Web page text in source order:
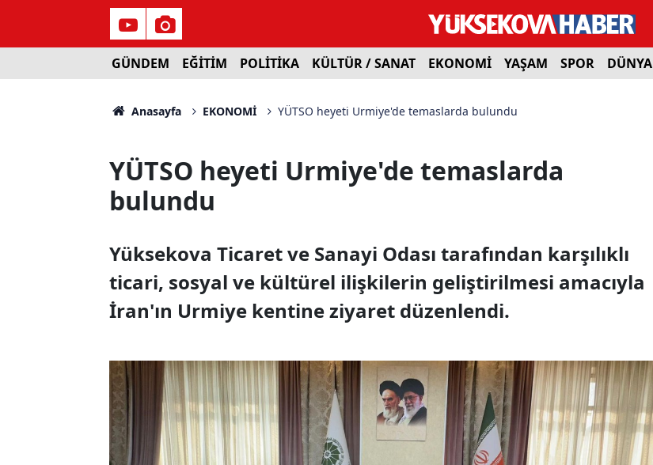
GÜNDEM EĞİTİM POLİTİKA KÜLTÜR / SANAT EKONOMİ YAŞAM SPOR DÜNYA
Anasayfa EKONOMİ YÜTSO heyeti Urmiye'de temaslarda bulundu
YÜTSO heyeti Urmiye'de temaslarda
bulundu
Yüksekova Ticaret ve Sanayi Odası tarafından karşılıklı
ticari, sosyal ve kültürel ilişkilerin geliştirilmesi amacıyla
İran'ın Urmiye kentine ziyaret düzenlendi.